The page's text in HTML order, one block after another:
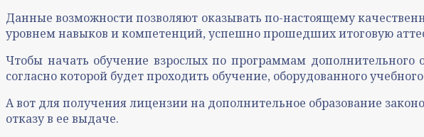
Данные возможности позволяют оказывать по-настоящему
уровнем навыков и компетенций, успешно прошедших итоговую
Чтобы начать обучение взрослых по программам
согласно которой будет проходить обучение, оборудованного
А вот для получения лицензии на дополнительное образование
отказу в ее выдаче.